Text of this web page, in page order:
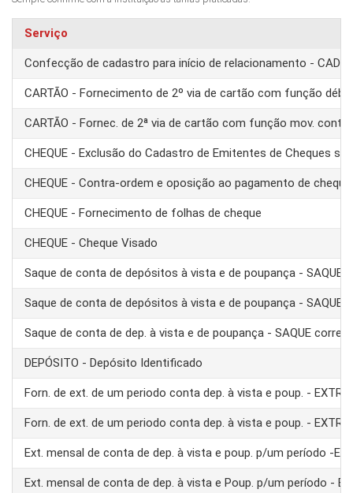
Serviço
Confecção de cadastro para início de relacionamento -
CARTÃO - Fornecimento de 2º via de cartão com função
CARTÃO - Fornec. de 2ª via de cartão com função mov. conta
CHEQUE - Exclusão do Cadastro de Emitentes de Cheques
CHEQUE - Contra-ordem e oposição ao pagamento de cheque
CHEQUE - Fornecimento de folhas de cheque
CHEQUE - Cheque Visado
Saque de conta de depósitos à vista e de poupança - SAQUE
Saque de conta de depósitos à vista e de poupança - SAQUE
Saque de conta de dep. à vista e de poupança - SAQUE
DEPÓSITO - Depósito Identificado
Forn. de ext. de um periodo conta dep. à vista e poup. -
Forn. de ext. de um periodo conta dep. à vista e poup. -
Ext. mensal de conta de dep. à vista e poup. p/um período -
Ext. mensal de conta de dep. à vista e Poup. p/um período -